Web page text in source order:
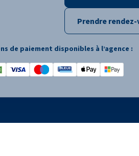
Prendre
de paiement disponibles à l’agence :